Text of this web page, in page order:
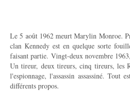
Le 5 août 1962 meurt Marylin Monroe.
clan Kennedy est en quelque sorte
faisant partie. Vingt-deux novembre
Un tireur, deux tireurs, cinq tireurs, les
l'espionnage, l'assassin assassiné.
différents propos.